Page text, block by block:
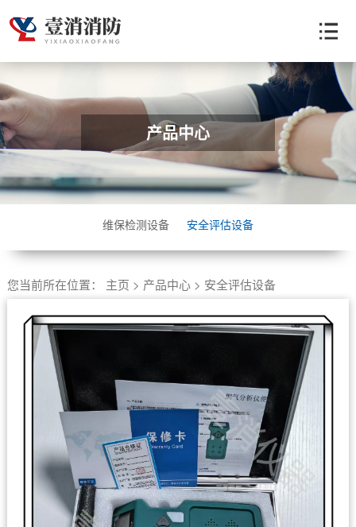
产品中心
维保检测设备 安全评估设备
您当前所在位置： 主页 > 产品中心> 安全评估设备